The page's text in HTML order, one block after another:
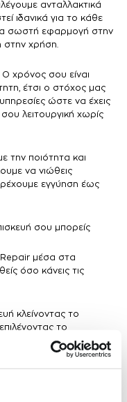
ανταλλακτικά
ιδανικά για το κάθε
σωστή εφαρμογή στην
στην χρήση.
Ο χρόνος σου είναι
έτσι ο στόχος μας
ώστε να έχεις
λειτουργική χωρίς
την ποιότητα και
να νιώθεις
εγγύηση έως
σου μπορείς
μέσα στα
όσο κάνεις τις
κλείνοντας το
το
βολεύει για να
χωρίς αναμονή.